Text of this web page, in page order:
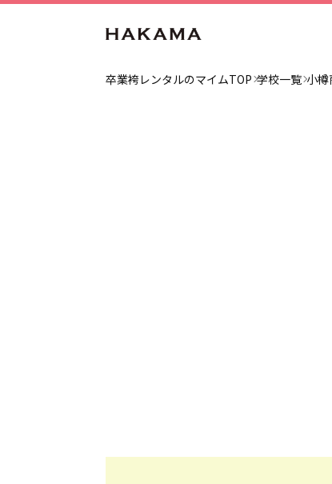
卒業袴レンタルのマイムTOP 学校一覧 小樽